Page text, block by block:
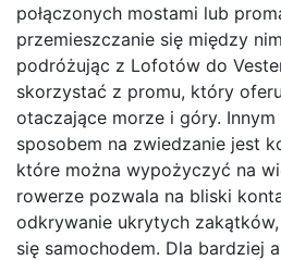
połączonych mostami lub
przemieszczanie się między
podróżując z Lofotów do
skorzystać z promu, który
otaczające morze i góry. Innym
sposobem na zwiedzanie jest
które można wypożyczyć na
rowerze pozwala na bliski
odkrywanie ukrytych
się samochodem. Dla bardziej